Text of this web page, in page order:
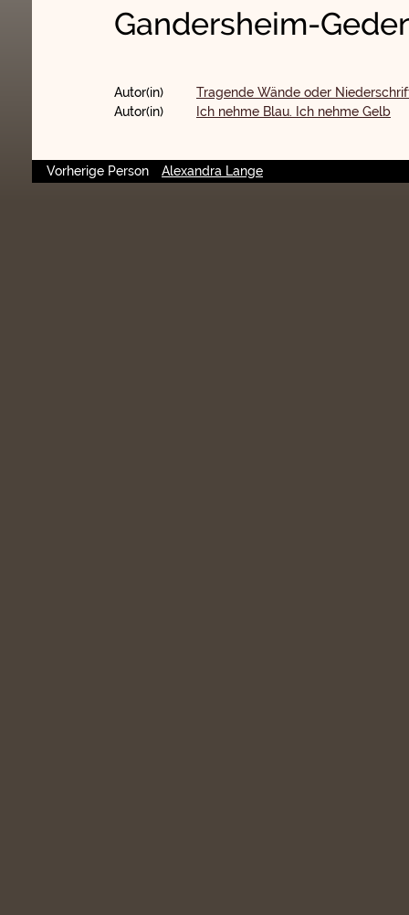
Gandersheim-
Autor(in)
Tragende Wände oder
Autor(in)
Ich nehme Blau. Ich nehme Gelb
Vorherige Person Alexandra Lange